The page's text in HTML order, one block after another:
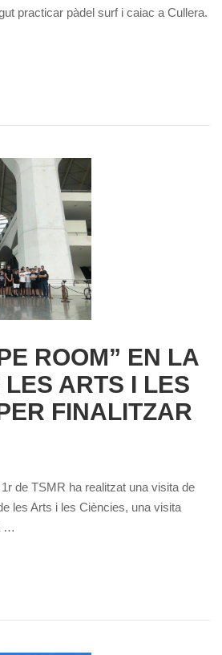
practicar pàdel surf i caiac a Cullera.
ROOM” EN LA
LES ARTS I LES
FINALITZAR
1r de TSMR ha realitzat una visita de
les Arts i les Ciències, una visita
…